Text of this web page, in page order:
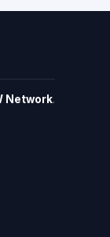
Network.